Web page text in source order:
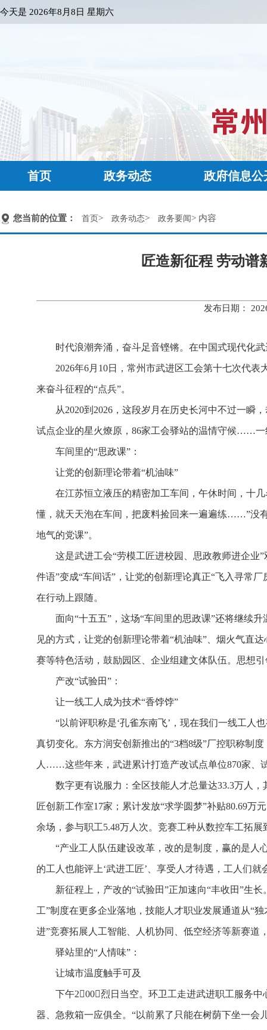
今天是 2026年8月8日 星期六
首页 政务动态 政府信息公
您当前的位置： 首页> 政务动态> 政务要闻> 内容
匠造新征程 劳动
发布日期：
时代浪潮奔涌，奋斗足音铿锵。在中国式现代化
2026年6月10日，常州市武进区工会第十七次代
来奋斗征程的“点兵”。
从2020到2026，这段岁月在历史长河中不过一瞬
试点企业的星火燎原，86家工会驿站的温情守候……
车间里的“思政课”：
让党的创新理论带着“机油味”
在江苏恒立液压的精密加工车间，午休时间，十
懂，就天天泡在车间，把废料捡回来一遍遍练……”没
地气的党课”。
这是武进工会“劳模工匠进校园、思政教师进企业
件语”变成“车间话”，让党的创新理论真正“飞入寻常
在行动上跟随。
面向“十五五”，这场“车间里的思政课”还将继续
见的方式，让党的创新理论带着“机油味”、烟火气直
赛等特色活动，鼓励园区、企业组建文体队伍。思想
产改“试验田”：
让一线工人成为技术“香饽饽”
“以前评职称是‘孔雀东南飞’，现在我们一线工人
真切变化。东方润安创新推出的“3档8级”厂控职称制
人……这些年来，武进累计打造产改试点单位870家、
数字更有说服力：全区技能人才总量达33.3万人
匠创新工作室17家；累计发放“求学圆梦”补贴80.69万
余场，参与职工5.48万人次。竞赛工种从数控车工拓
“产业工人队伍建设改革，改的是制度，赢的是人
的工人也能评上‘武进工匠’、享受人才待遇，工人们
新征程上，产改的“试验田”正加速向“丰收田”生
工”制度在更多企业落地，技能人才职业发展通道从“
进”竞赛拓展人工智能、人机协同、低空经济等新赛道
驿站里的“人情味”：
让城市温度触手可及
下午200，烈日当空。环卫工走进武进职工服务
器、急救箱一应俱全。“以前累了只能在树荫下坐一会